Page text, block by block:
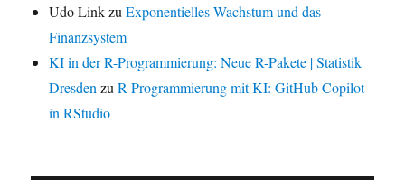
Udo LinkzuExponentielles Wachstum und das
Finanzsystem
KI in der R-Programmierung: Neue R-Pakete | Statistik
Dresden zuR-Programmierung mit KI: GitHub Copilot
in RStudio